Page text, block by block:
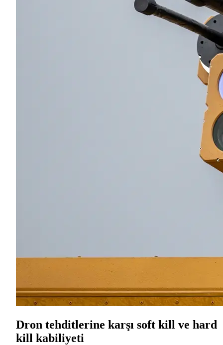
Dron tehditlerine karşı soft kill ve hard
kill kabiliyeti